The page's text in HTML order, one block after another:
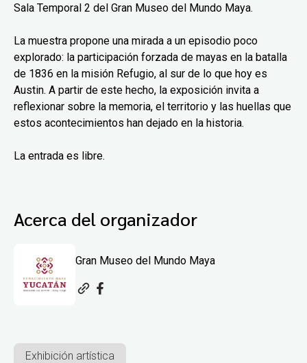
Sala Temporal 2 del Gran Museo del Mundo Maya.
La muestra propone una mirada a un episodio poco
explorado: la participación forzada de mayas en la batalla
de 1836 en la misión Refugio, al sur de lo que hoy es
Austin. A partir de este hecho, la exposición invita a
reflexionar sobre la memoria, el territorio y las huellas que
estos acontecimientos han dejado en la historia.
La entrada es libre.
Acerca del organizador
Gran Museo del Mundo Maya
Exhibición artística